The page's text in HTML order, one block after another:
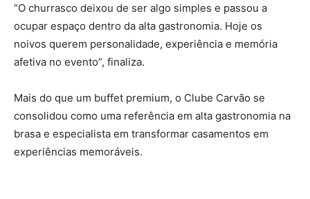
“O churrasco deixou de ser algo simples e passou a
ocupar espaço dentro da alta gastronomia. Hoje os
noivos querem personalidade, experiência e memória
afetiva no evento”, finaliza.
Mais do que um buffet premium, o Clube Carvão se
consolidou como uma referência em alta gastronomia na
brasa e especialista em transformar casamentos em
experiências memoráveis.